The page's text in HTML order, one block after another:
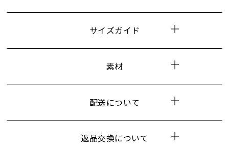
サイズガイド
素材
配送について
返品交換について